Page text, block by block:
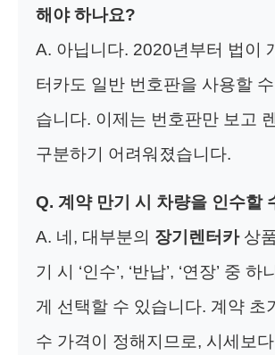
해야 하나요?
A. 아닙니다. 2020년부터 법이
터카도 일반 번호판을 사용할
습니다. 이제는 번호판만 보고
구분하기 어려워졌습니다.
Q. 계약 만기 시 차량을 인수할
A. 네, 대부분의 장기렌터카상
기 시 ‘인수’, ‘반납’, ‘연장’ 중
게 선택할 수 있습니다. 계약 초
수 가격이 정해지므로, 시세보